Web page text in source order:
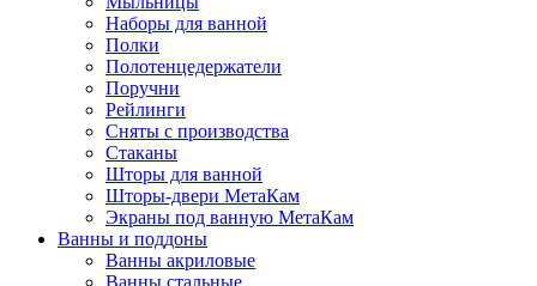
Наборы для ванной
Полки
Полотенцедержатели
Поручни
Рейлинги
Сняты с производства
Стаканы
Шторы для ванной
Шторы-двери МетаКам
Экраны под ванную МетаКам
Ванны и поддоны
Ванны акриловые
Ванны стальные